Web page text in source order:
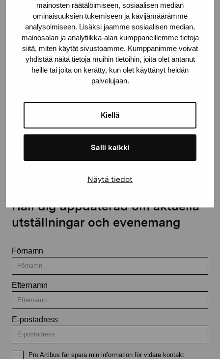
mainosten räätälöimiseen, sosiaalisen median
ominaisuuksien tukemiseen ja kävijämäärämme
analysoimiseen. Lisäksi jaamme sosiaalisen median,
mainosalan ja analytiikka-alan kumppaneillemme tietoja
siitä, miten käytät sivustoamme. Kumppanimme voivat
yhdistää näitä tietoja muihin tietoihin, joita olet antanut
heille tai joita on kerätty, kun olet käyttänyt heidän
palvelujaan.
Kiellä
Salli kaikki
Näytä tiedot
Stiftelsen Pro Artibus
Gustav Wasas gata 11
10600 Ekenäs
proartibus@proartibus.fi
Håll dig uppdaterad om aktuella
utställningar och evenemang
Förnamn
Efternamn
E-postadress
Pro Artibus får spara min information för vidare kontakt